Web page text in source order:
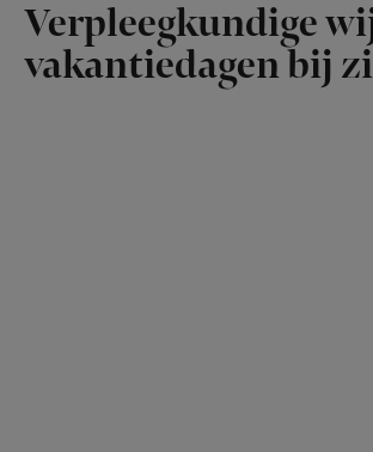
Verpleegkundige
vakantiedagen bij